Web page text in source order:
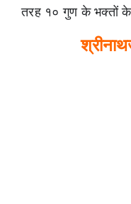
तरह १० गुण के भक्तों के